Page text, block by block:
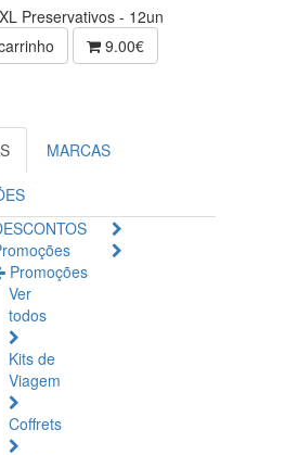
Preservativos - 12un
9.00€
MARCAS
Promoções
Ver
todos
Kits de
Viagem
Coffrets